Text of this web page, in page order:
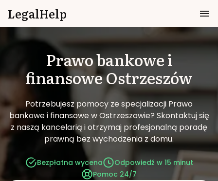
LegalHelp
Prawo bankowe i
finansoweOstrzeszów
Potrzebujesz pomocy ze specjalizacji Prawo
bankowe i finansowe w Ostrzeszowie? Skontaktuj się
z naszą kancelarią i otrzymaj profesjonalną poradę
prawną bez wychodzenia z domu.
Bezpłatna wycena
Odpowiedź w 15 minut
Pomoc 24/7